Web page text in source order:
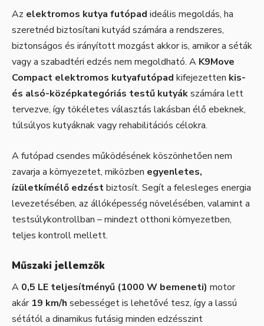
Az elektromos kutya futópad ideális megoldás, ha
szeretnéd biztosítani kutyád számára a rendszeres,
biztonságos és irányított mozgást akkor is, amikor a séták
vagy a szabadtéri edzés nem megoldható. A K9Move
Compact elektromos kutyafutópad kifejezetten kis-
és alsó-középkategóriás testű kutyákszámára lett
tervezve, így tökéletes választás lakásban élő ebeknek,
túlsúlyos kutyáknak vagy rehabilitációs célokra.
A futópad csendes működésének köszönhetően nem
zavarja a környezetet, miközben egyenletes,
ízületkímélő edzéstbiztosít. Segít a felesleges energia
levezetésében, az állóképesség növelésében, valamint a
testsúlykontrollban – mindezt otthoni környezetben,
teljes kontroll mellett.
Műszaki jellemzők
A 0,5 LE teljesítményű (1000 W bemeneti) motor
akár 19 km/h sebességet is lehetővé tesz, így a lassú
sétától a dinamikus futásig minden edzésszint